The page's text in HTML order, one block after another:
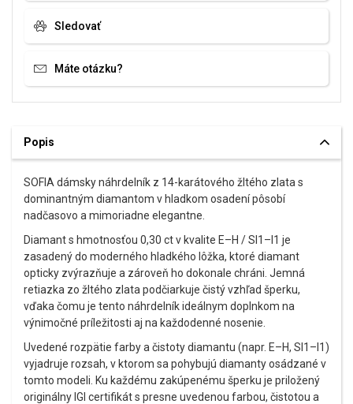
Sledovať
Máte otázku?
Popis
SOFIA dámsky náhrdelník z 14-karátového žltého zlata s
dominantným diamantom v hladkom osadení pôsobí
nadčasovo a mimoriadne elegantne.
Diamant s hmotnosťou 0,30 ct v kvalite E–H / SI1–I1 je
zasadený do moderného hladkého lôžka, ktoré diamant
opticky zvýrazňuje a zároveň ho dokonale chráni. Jemná
retiazka zo žltého zlata podčiarkuje čistý vzhľad šperku,
vďaka čomu je tento náhrdelník ideálnym doplnkom na
výnimočné príležitosti aj na každodenné nosenie.
Uvedené rozpätie farby a čistoty diamantu (napr. E–H, SI1–I1)
vyjadruje rozsah, v ktorom sa pohybujú diamanty osádzané v
tomto modeli. Ku každému zakúpenému šperku je priložený
originálny IGI certifikát s presne uvedenou farbou, čistotou a